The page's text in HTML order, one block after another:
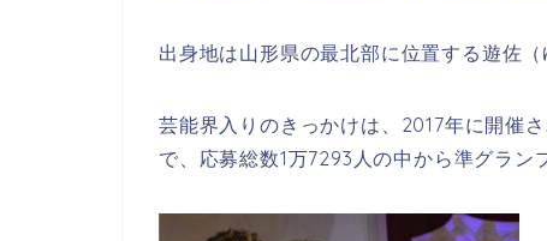
出身地は山形県の最北部に位置する遊佐（
芸能界入りのきっかけは、2017年に開催
で、応募総数1万7293人の中から準グラン